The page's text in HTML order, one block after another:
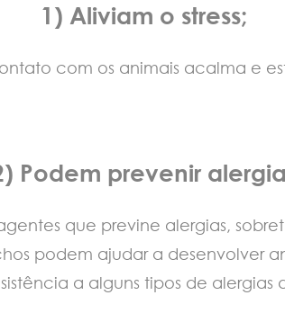
1) Aliviam o stress;
com os animais acalma e
Podem prevenir
que previne alergias,
podem ajudar a desenvolver
a alguns tipos de alergias